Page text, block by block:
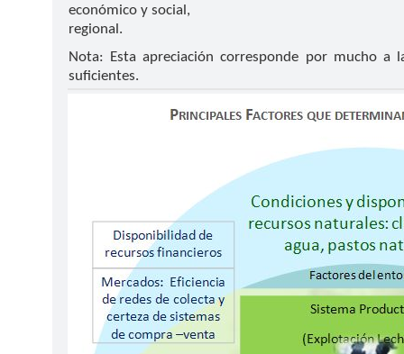
económico y social,
regional.
Nota: Esta apreciación corresponde por mucho a
suficientes.